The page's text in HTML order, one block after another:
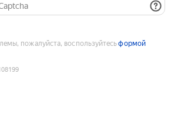
пожалуйста, воспользуйтесьформой